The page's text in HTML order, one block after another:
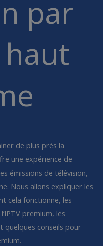
par
de plus près la
une expérience de
émissions de télévision,
Nous allons expliquer les
cela fonctionne, les
premium, les
quelques conseils pour